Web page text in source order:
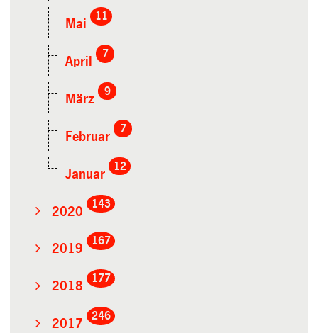
Mai
11
April
7
März
9
Februar
7
Januar
12
2020
143
2019
167
2018
177
2017
246